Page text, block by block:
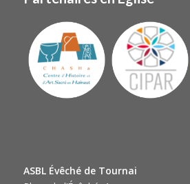
ASBL Évêché de Tournai